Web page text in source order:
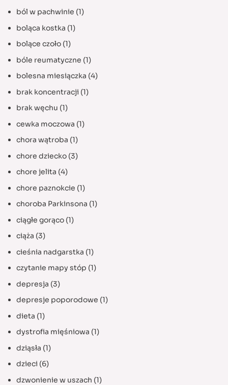
ból w pachwinie (1)
boląca kostka (1)
bolące czoło(1)
bóle reumatyczne (1)
bolesna miesiączka (4)
brak koncentracji (1)
brak węchu (1)
cewka moczowa (1)
chora wątroba (1)
chore dziecko(3)
chore jelita (4)
chore paznokcie (1)
choroba Parkinsona (1)
ciągłe gorąco(1)
ciąża (3)
cieśnia nadgarstka (1)
czytanie mapy stóp (1)
depresja (3)
depresje poporodowe (1)
dieta (1)
dystrofia mięśniowa (1)
dziąsła (1)
dzieci (6)
dzwonienie w uszach (1)